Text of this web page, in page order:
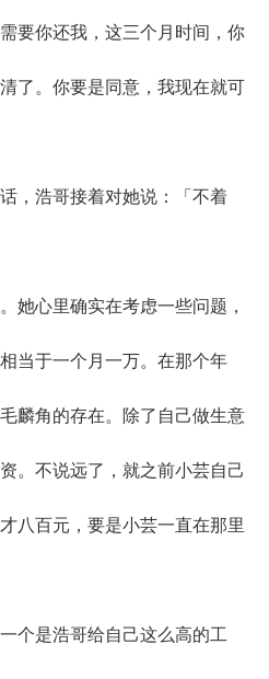
你还我，这三个月时间，你
了。你要是同意，我现在就可
浩哥接着对她说：「不着
心里确实在考虑一些问题，
当于一个月一万。在那个年
麟角的存在。除了自己做生意
。不说远了，就之前小芸自己
八百元，要是小芸一直在那里
是浩哥给自己这么高的工